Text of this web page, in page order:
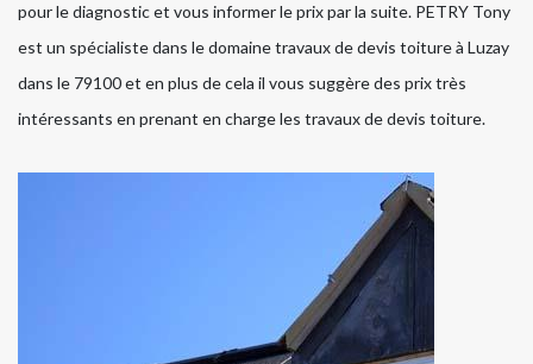
pour le diagnostic et vous informer le prix par la suite. PETRY Tony
est un spécialiste dans le domaine travaux de devis toiture à Luzay
dans le 79100 et en plus de cela il vous suggère des prix très
intéressants en prenant en charge les travaux de devis toiture.